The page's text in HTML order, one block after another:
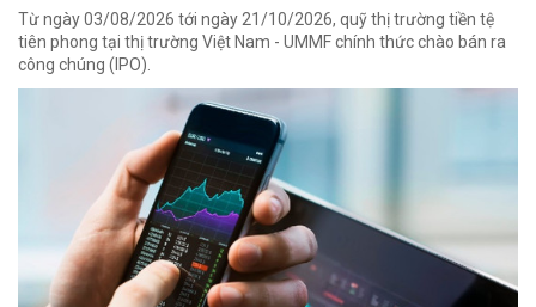
Từ ngày 03/08/2026 tới ngày 21/10/2026, quỹ thị trường tiền tệ
tiên phong tại thị trường Việt Nam - UMMF chính thức chào bán ra
công chúng (IPO).